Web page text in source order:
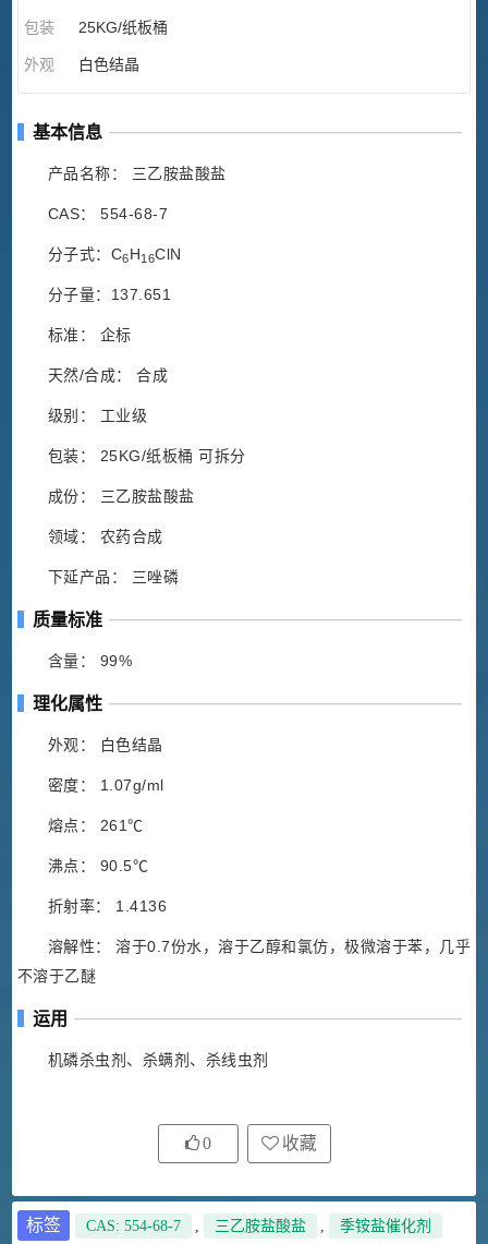
包装 25KG/纸板桶
外观 白色结晶
基本信息
产品名称： 三乙胺盐酸盐
CAS： 554-68-7
分子式：C6H16ClN
分子量：137.651
标准： 企标
天然/合成： 合成
级别： 工业级
包装： 25KG/纸板桶 可拆分
成份： 三乙胺盐酸盐
领域： 农药合成
下延产品： 三唑磷
质量标准
含量： 99%
理化属性
外观： 白色结晶
密度： 1.07g/ml
熔点： 261℃
沸点： 90.5℃
折射率： 1.4136
溶解性： 溶于0.7份水，溶于乙醇和氯仿，极微溶于苯，几乎
不溶于乙醚
运用
机磷杀虫剂、杀螨剂、杀线虫剂
0 收藏
标签 CAS: 554-68-7 , 三乙胺盐酸盐 , 季铵盐催化剂